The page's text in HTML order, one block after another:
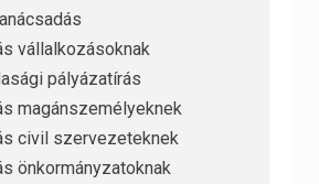
vállalkozásoknak
pályázatírás
magánszemélyeknek
civil szervezeteknek
önkormányzatoknak